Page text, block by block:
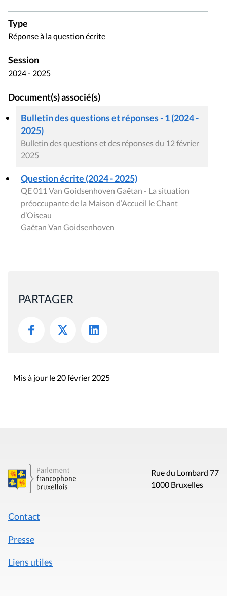
Type
Réponse à la question écrite
Session
2024 - 2025
Document(s) associé(s)
Bulletin des questions et réponses - 1 (2024 -
2025)
Bulletin des questions et des réponses du 12 février
2025
Question écrite (2024 - 2025)
QE 011 Van Goidsenhoven Gaëtan - La situation
préoccupante de la Maison d’Accueil le Chant
d’Oiseau
Gaëtan Van Goidsenhoven
PARTAGER
Mis à jour le 20 février 2025
Rue du Lombard 77
1000 Bruxelles
Contact
Presse
Liens utiles